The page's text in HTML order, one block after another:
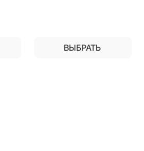
ВЫБРАТЬ